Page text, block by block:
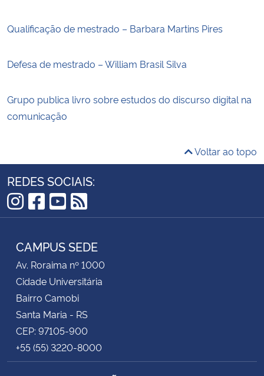
Qualificação de mestrado – Barbara Martins Pires
Defesa de mestrado – William Brasil Silva
Grupo publica livro sobre estudos do discurso digital na
comunicação
Voltar ao topo
REDES SOCIAIS:
Instagram
Facebook
YouTube
RSS
CAMPUS SEDE
Av. Roraima nº 1000
Cidade Universitária
Bairro Camobi
Santa Maria - RS
CEP: 97105-900
+55 (55) 3220-8000